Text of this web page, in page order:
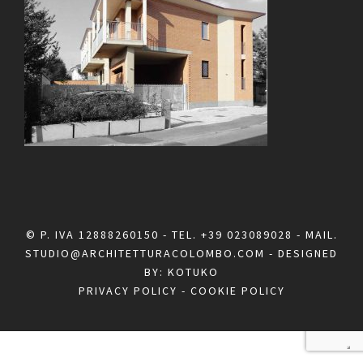
© P. IVA 12888260150 - TEL. +39 023089028 - MAIL.
STUDIO@ARCHITETTURACOLOMBO.COM - DESIGNED
BY: KOTUKO
PRIVACY POLICY - COOKIE POLICY